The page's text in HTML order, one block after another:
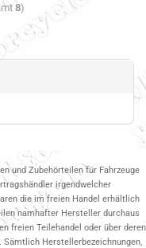
8)
und Zubehörteilen für Fahrzeuge
irgendwelcher
die im freien Handel erhältlich
namhafter Hersteller durchaus
freien Teilehandel oder über deren
Herstellerbezeichnungen,